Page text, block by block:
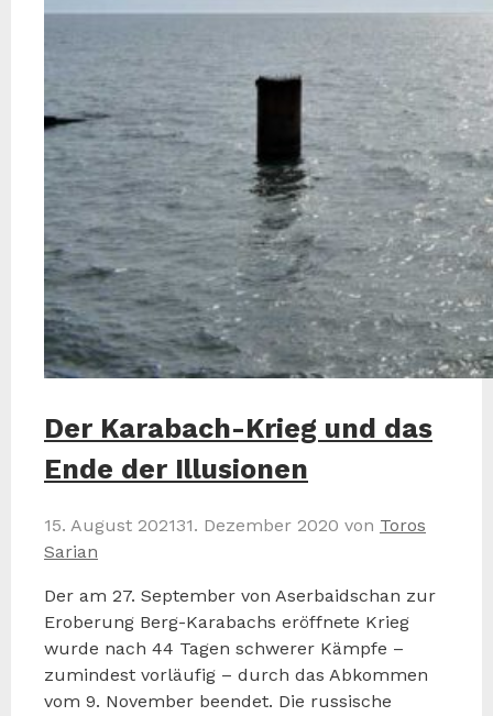
Der Karabach-Krieg und das
Ende der Illusionen
15. August 202131. Dezember 2020 von Toros
Sarian
Der am 27. September von Aserbaidschan zur
Eroberung Berg-Karabachs eröffnete Krieg
wurde nach 44 Tagen schwerer Kämpfe –
zumindest vorläufig – durch das Abkommen
vom 9. November beendet. Die russische